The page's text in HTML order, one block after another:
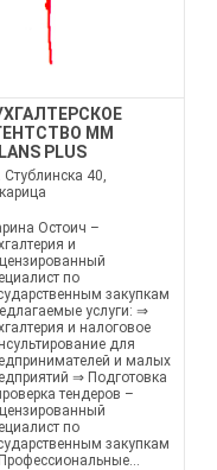
MM
PLUS
Стублинска 40,
Остоич –
и
по
закупкам
услуги: ⇒
и налоговое
для
и малых
⇒ Подготовка
тендеров –
по
закупкам